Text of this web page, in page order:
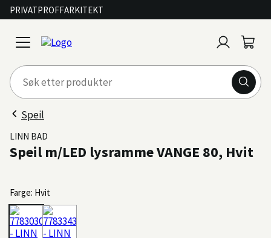
PRIVATPROFFARKITEKT
open
menu
inn
Speil
LINN BAD
Speil m/LED lysramme VANGE 80, Hvit
Farge: Hvit